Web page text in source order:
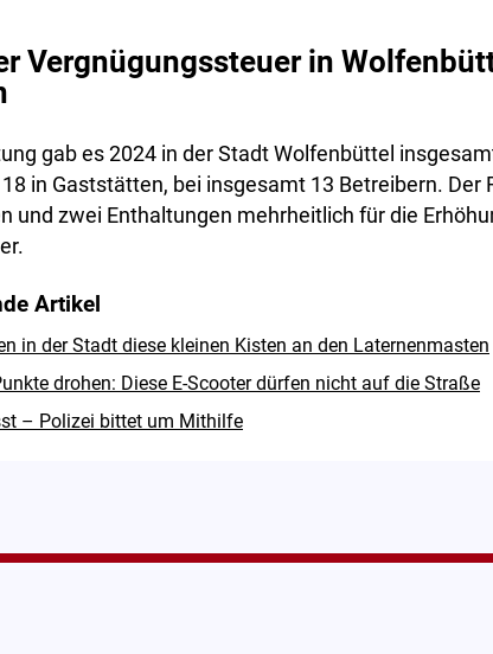
Vergnügungssteuer in
gab es 2024 in der Stadt Wolfenbüttel
in Gaststätten, bei insgesamt 13 Betreibern. Der
und zwei Enthaltungen mehrheitlich für die
Artikel
in der Stadt diese kleinen Kisten an den Laternenmasten
drohen: Diese E-Scooter dürfen nicht auf die Straße
– Polizei bittet um Mithilfe